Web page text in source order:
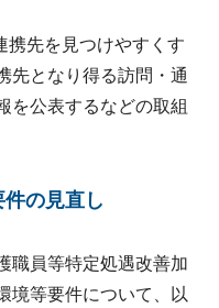
先を見つけやすくす
先となり得る訪問・通
を公表するなどの取組
の見直し
職員等特定処遇改善加
境等要件について、以